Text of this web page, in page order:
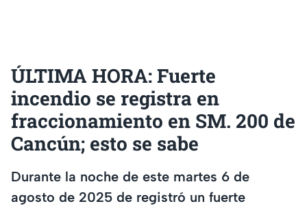
ÚLTIMA HORA: Fuerte
incendio se registra en
fraccionamiento en SM. 200 de
Cancún; esto se sabe
Durante la noche de este martes 6 de
agosto de 2025 de registró un fuerte